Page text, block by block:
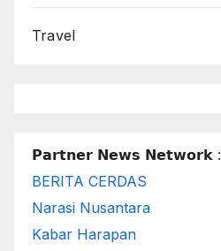
Travel
𝗣𝗮𝗿𝘁𝗻𝗲𝗿 𝗡𝗲𝘄𝘀 𝗡𝗲𝘁𝘄𝗼𝗿𝗸 :
BERITA CERDAS
Narasi Nusantara
Kabar Harapan